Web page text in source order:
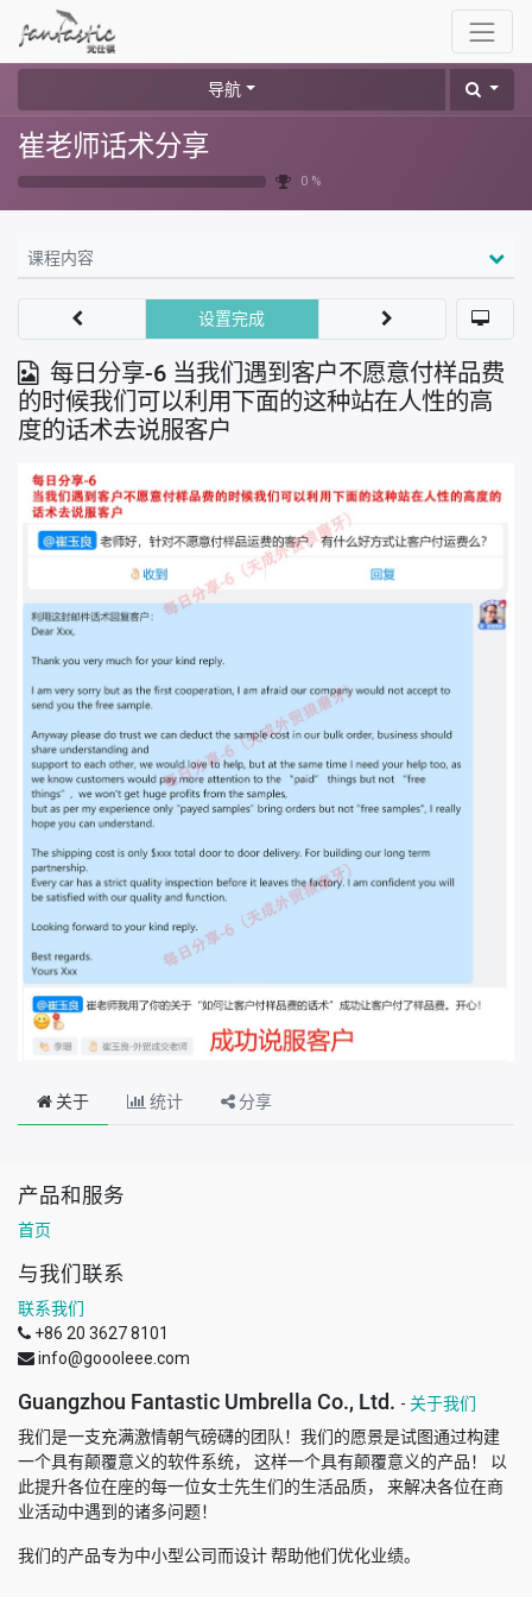
导航
崔老师话术分享
0 %
课程内容
每日分享-6 当我们遇到客户不愿意付样品费
的时候我们可以利用下面的这种站在人性的高
度的话术去说服客户
设置完成
关于 统计 分享
产品和服务
首页
与我们联系
联系我们
+86 20 3627 8101
info@goooleee.com
Guangzhou Fantastic Umbrella Co., Ltd. - 关于我们
我们是一支充满激情朝气磅礴的团队！我们的愿景是试图通过构建
一个具有颠覆意义的软件系统， 这样一个具有颠覆意义的产品！ 以
此提升各位在座的每一位女士先生们的生活品质， 来解决各位在商
业活动中遇到的诸多问题！
我们的产品专为中小型公司而设计 帮助他们优化业绩。